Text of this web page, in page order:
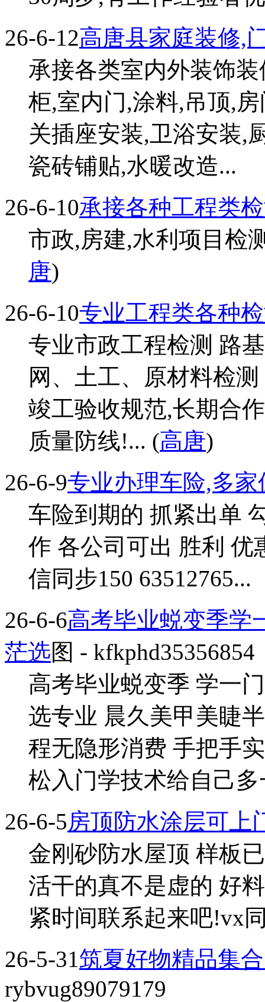
26-6-12高唐县家庭装修,
承接各类室内外装饰
柜,室内门,涂料,吊顶,
关插座安装,卫浴安装,
瓷砖铺贴,水暖改造...
26-6-10承接各种工程类
市政,房建,水利项目检
唐)
26-6-10专业工程类各种
专业市政工程检测 路
网、土工、原材料检
竣工验收规范,长期合
质量防线!... (高唐)
26-6-9专业办理车险,多
车险到期的 抓紧出单
作 各公司可出 胜利 优
信同步150 63512765...
26-6-6高考毕业蜕变季学
茫选图 - kfkphd35356854
高考毕业蜕变季 学一
选专业 晨久美甲美睫
程无隐形消费 手把手
松入门学技术给自己
26-6-5房顶防水涂层可上
金刚砂防水屋顶 样板
活干的真不是虚的 好
紧时间联系起来吧!vx
26-5-31筑夏好物精品集
rybvug89079179